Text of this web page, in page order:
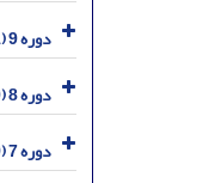
دوره 9 (1401)
دوره 8 (1400)
دوره 7 (1399)